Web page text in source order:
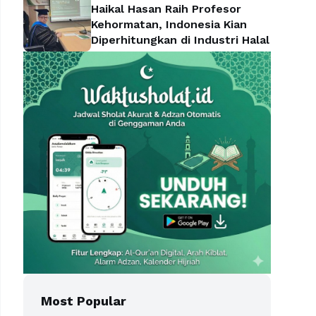
Haikal Hasan Raih Profesor
Kehormatan, Indonesia Kian
Diperhitungkan di Industri Halal
Most Popular